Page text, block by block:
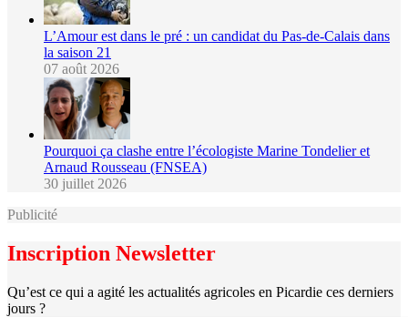
L’Amour est dans le pré : un candidat du Pas-de-Calais dans
la saison 21
07 août 2026
Pourquoi ça clashe entre l’écologiste Marine Tondelier et
Arnaud Rousseau (FNSEA)
30 juillet 2026
Publicité
Inscription Newsletter
Qu’est ce qui a agité les actualités agricoles en Picardie ces derniers
jours ?